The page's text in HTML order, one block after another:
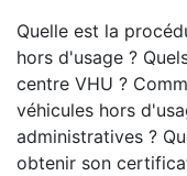
Quelle est la
hors d'usage ?
centre VHU ?
véhicules hors
administratives ?
obtenir son